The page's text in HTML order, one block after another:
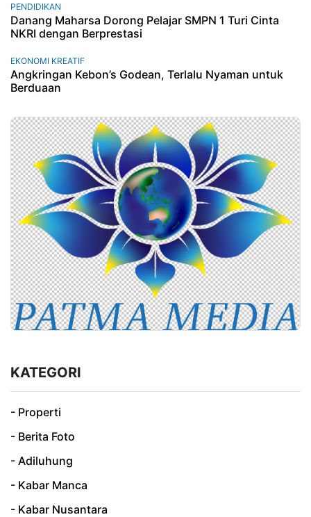
PENDIDIKAN
Danang Maharsa Dorong Pelajar SMPN 1 Turi Cinta
NKRI dengan Berprestasi
EKONOMI KREATIF
Angkringan Kebon’s Godean, Terlalu Nyaman untuk
Berduaan
KATEGORI
- Properti
- Berita Foto
- Adiluhung
- Kabar Manca
- Kabar Nusantara